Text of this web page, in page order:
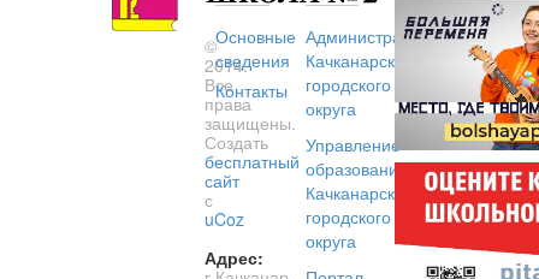
©
2014.
Все
права
защищены.
Создать
бесплатный
сайт
с
uCoz
Адрес:
Основные
сведения
Контакты
Администрация
Качканарского
городского
округа
Управление
образованием
Качканарского
городского
округа